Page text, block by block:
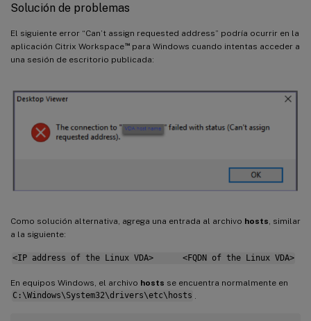
Solución de problemas
El siguiente error “Can’t assign requested address” podría ocurrir en la
aplicación Citrix Workspace™para Windows cuando intentas acceder a
una sesión de escritorio publicada:
Como solución alternativa, agrega una entrada al archivo hosts , similar
a la siguiente:
<IP address of the Linux VDA> <FQDN of the Linux VDA>
En equipos Windows, el archivo hosts se encuentra normalmente en
C:\Windows\System32\drivers\etc\hosts